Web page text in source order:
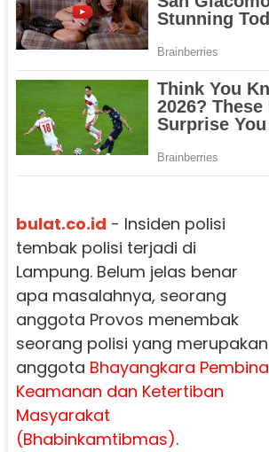
bulat.co.id - Insiden polisi
tembak polisi terjadi di
Lampung. Belum jelas benar
apa masalahnya, seorang
anggota Provos menembak
seorang polisi yang merupakan
anggota Bhayangkara Pembina
Keamanan dan Ketertiban
Masyarakat
(Bhabinkamtibmas).